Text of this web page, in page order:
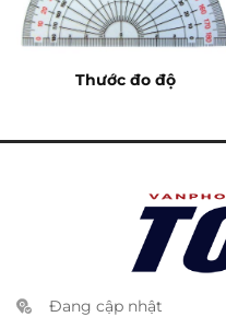
Thước đo độ
Đang cập nhật